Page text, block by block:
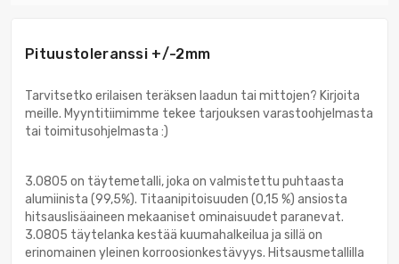
Pituustoleranssi +/-2mm
Tarvitsetko erilaisen teräksen laadun tai mittojen? Kirjoita
meille. Myyntitiimimme tekee tarjouksen varastoohjelmasta
tai toimitusohjelmasta :)
3.0805 on täytemetalli, joka on valmistettu puhtaasta
alumiinista (99,5%). Titaanipitoisuuden (0,15 %) ansiosta
hitsauslisäaineen mekaaniset ominaisuudet paranevat.
3.0805 täytelanka kestää kuumahalkeilua ja sillä on
erinomainen yleinen korroosionkestävyys. Hitsausmetallilla